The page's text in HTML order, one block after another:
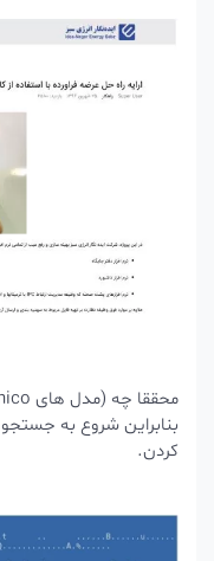
محققا
کردن.